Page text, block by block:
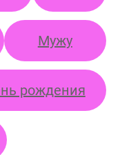
Мужу
рождения